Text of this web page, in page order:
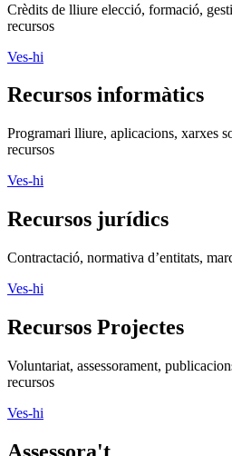
Crèdits de lliure elecció, formació,
recursos
Ves-hi
Recursos informàtics
Programari lliure, aplicacions, xarxes
recursos
Ves-hi
Recursos jurídics
Contractació, normativa d’entitats,
Ves-hi
Recursos Projectes
Voluntariat, assessorament,
recursos
Ves-hi